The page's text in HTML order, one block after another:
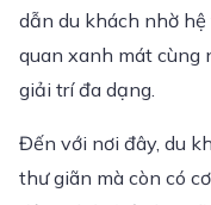
dẫn du khách nhờ
quan xanh mát cùng
giải trí đa dạng.
Đến với nơi đây, du
thư giãn mà còn có